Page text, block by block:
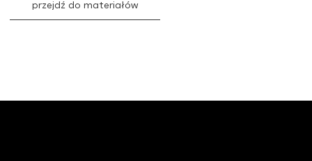
przejdź do materiałów